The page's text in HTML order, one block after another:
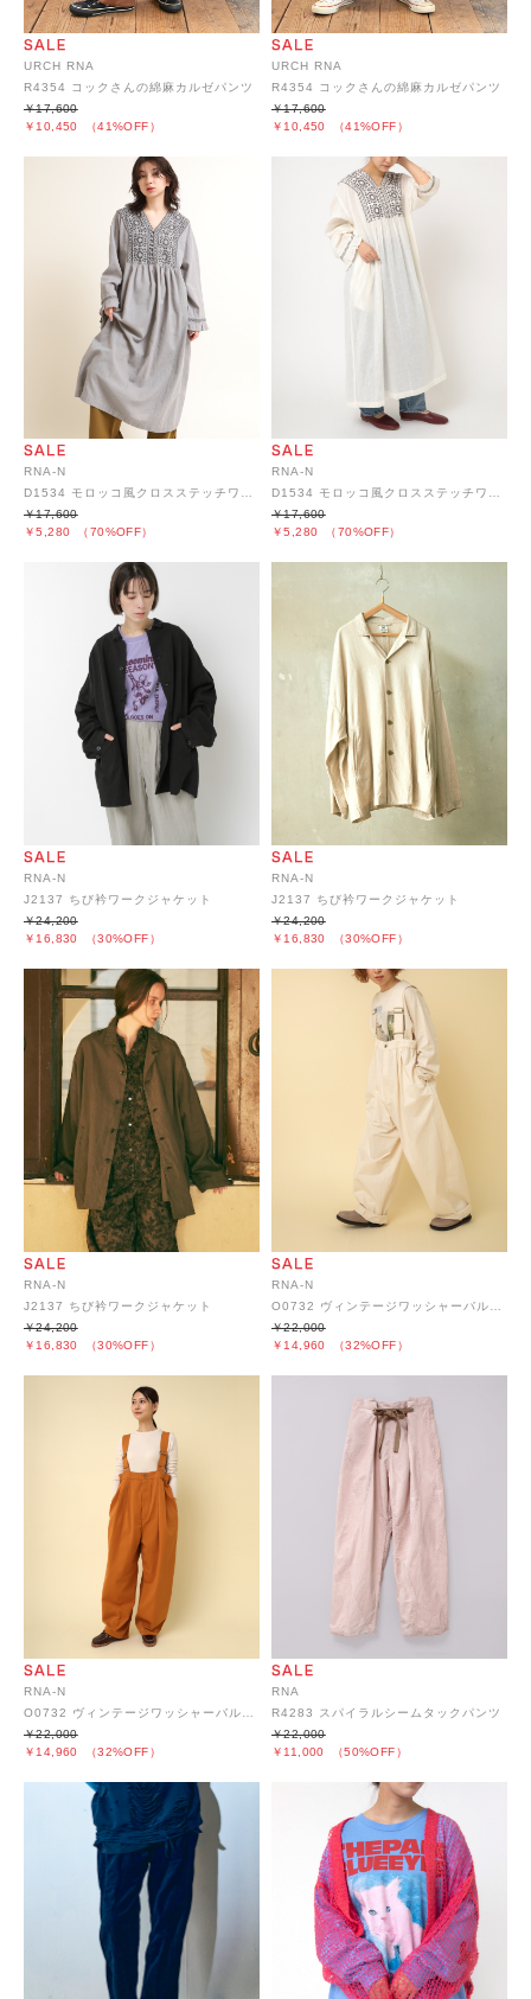
URCH RNA
R4354 コックさんの綿麻カルゼパンツ
￥10,450 （41%OFF）
￥17,600
URCH RNA
R4354 コックさんの綿麻カルゼパンツ
￥10,450 （41%OFF）
￥17,600
RNA-N
D1534 モロッコ風クロスステッチワンピース
￥5,280 （70%OFF）
￥17,600
RNA-N
D1534 モロッコ風クロスステッチワンピース
￥5,280 （70%OFF）
￥17,600
RNA-N
J2137 ちび衿ワークジャケット
￥16,830 （30%OFF）
￥24,200
RNA-N
J2137 ちび衿ワークジャケット
￥16,830 （30%OFF）
￥24,200
RNA-N
J2137 ちび衿ワークジャケット
￥16,830 （30%OFF）
￥24,200
RNA-N
￥14,960 （32%OFF）
￥22,000
RNA-N
￥14,960 （32%OFF）
￥22,000
RNA
R4283 スパイラルシームタックパンツ
￥11,000 （50%OFF）
￥22,000